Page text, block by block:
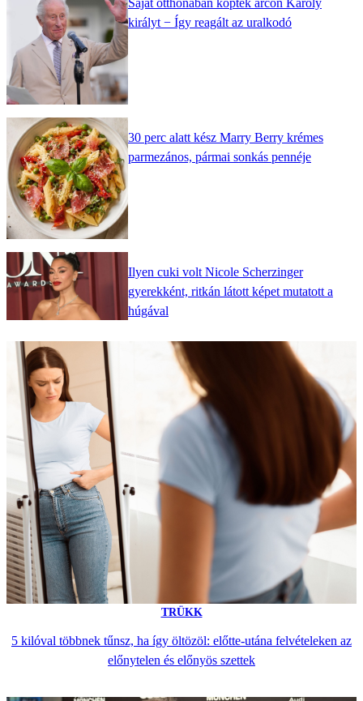
Saját otthonában köpték arcon Károly
királyt − Így reagált az uralkodó
30 perc alatt kész Marry Berry krémes
parmezános, pármai sonkás pennéje
Ilyen cuki volt Nicole Scherzinger
gyerekként, ritkán látott képet mutatott a
húgával
TRÜKK
5 kilóval többnek tűnsz, ha így öltözöl: előtte-utána felvételeken az
előnytelen és előnyös szettek